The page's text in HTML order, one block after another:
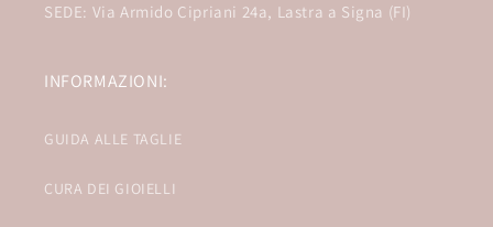
SEDE: Via Armido Cipriani 24a, Lastra a Signa (FI)
INFORMAZIONI:
GUIDA ALLE TAGLIE
CURA DEI GIOIELLI